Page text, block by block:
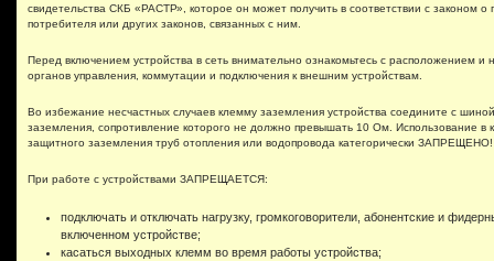
свидетельства СКБ «РАСТР», которое он может получить в соответствии с законом о
потребителя или других законов, связанных с ним.
Перед включением устройства в сеть внимательно ознакомьтесь с расположением и
органов управления, коммутации и подключения к внешним устройствам.
Во избежание несчастных случаев клемму заземления устройства соедините с
заземления, сопротивление которого не должно превышать 10 Ом. Использование в
защитного заземления труб отопления или водопровода категорически ЗАПРЕЩЕНО!
При работе с устройствами ЗАПРЕЩАЕТСЯ:
подключать и отключать нагрузку, громкоговорители, абонентские и
включенном устройстве;
касаться выходных клемм во время работы устройства;